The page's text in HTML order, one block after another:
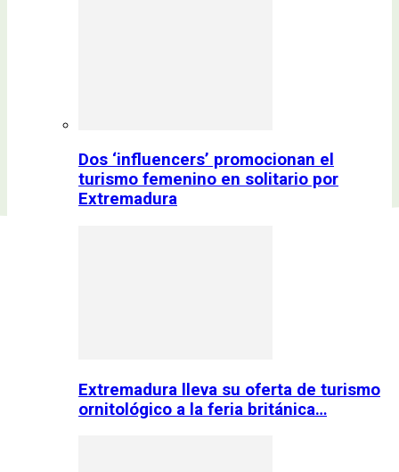
Dos ‘influencers’ promocionan el
turismo femenino en solitario por
Extremadura
Extremadura lleva su oferta de turismo
ornitológico a la feria británica…